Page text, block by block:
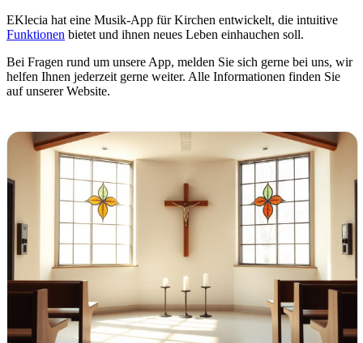
EKlecia hat eine Musik-App für Kirchen entwickelt, die intuitive
Funktionen bietet und ihnen neues Leben einhauchen soll.
Bei Fragen rund um unsere App, melden Sie sich gerne bei uns, wir
helfen Ihnen jederzeit gerne weiter. Alle Informationen finden Sie
auf unserer Website.